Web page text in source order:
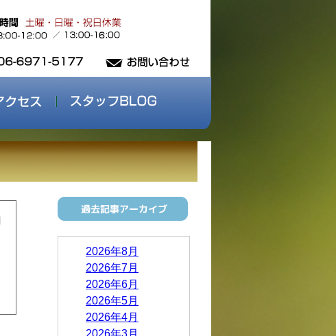
2026年8月
2026年7月
2026年6月
2026年5月
2026年4月
2026年3月